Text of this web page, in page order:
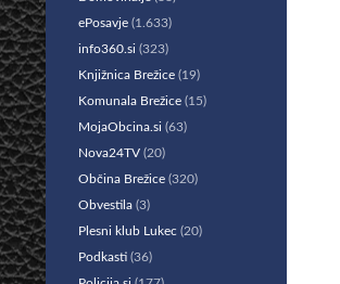
ePosavje (1.633)
info360.si (323)
Knjižnica Brežice (19)
Komunala Brežice (15)
MojaObcina.si (63)
Nova24TV (20)
Občina Brežice (320)
Obvestila (3)
Plesni klub Lukec (20)
Podkasti (36)